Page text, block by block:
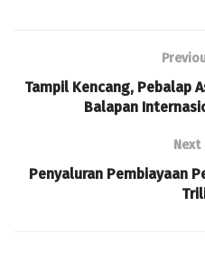
Tampil Kencang, Pebalap
Balapan
Next
Penyaluran Pembiayaan